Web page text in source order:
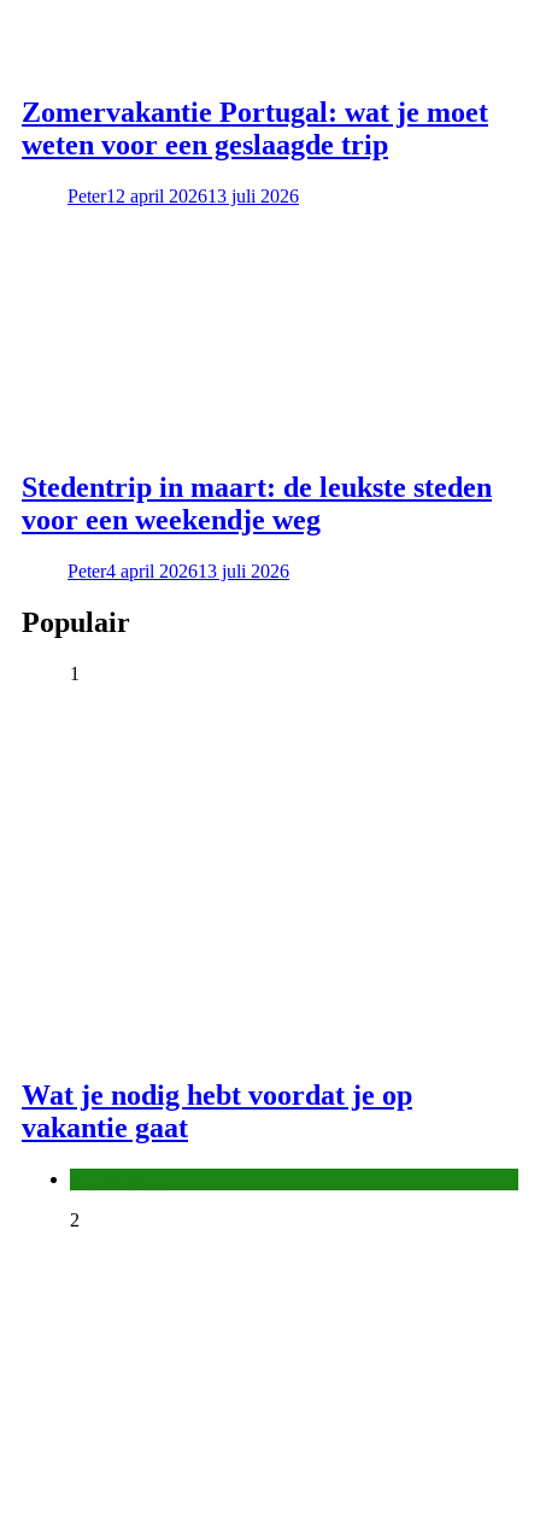
Zomervakantie Portugal: wat je moet
weten voor een geslaagde trip
Peter12 april 202613 juli 2026
Stedentrip in maart: de leukste steden
voor een weekendje weg
Peter4 april 202613 juli 2026
Populair
1
Wat je nodig hebt voordat je op
vakantie gaat
2